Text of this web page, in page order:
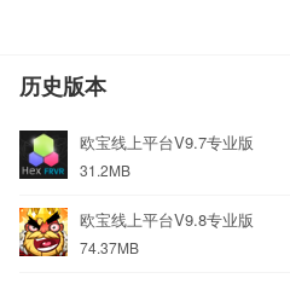
历史版本
欧宝线上平台V9.7专业版
31.2MB
欧宝线上平台V9.8专业版
74.37MB